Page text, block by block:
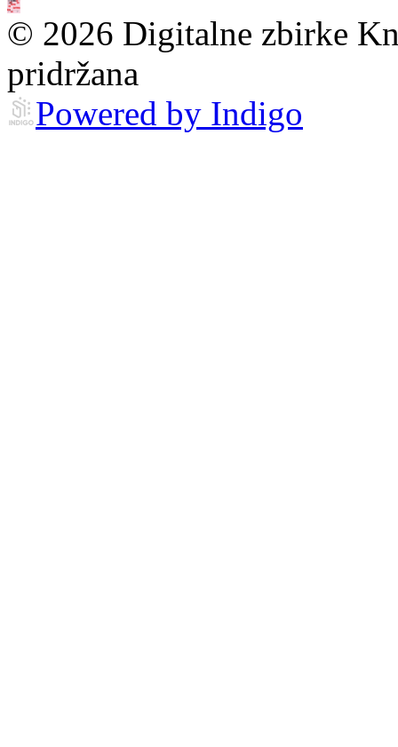
© 2026 Digitalne zbirke
pridržana
Powered by Indigo